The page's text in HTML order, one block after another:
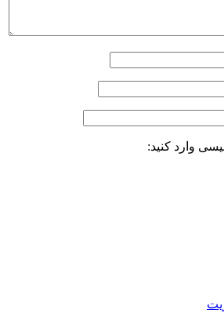
وارد کنید: